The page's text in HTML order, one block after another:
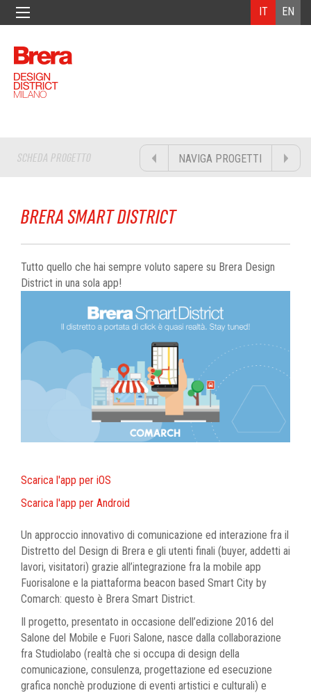
EN
IT
SCHEDA PROGETTO NAVIGA PROGETTI
BRERA SMART DISTRICT
Tutto quello che hai sempre voluto sapere su Brera Design
District in una sola app!
Scarica l'app per iOS
Scarica l'app per Android
Un approccio innovativo di comunicazione ed interazione fra il
Distretto del Design di Brera e gli utenti finali (buyer, addetti ai
lavori, visitatori) grazie all’integrazione fra la mobile app
Fuorisalone e la piattaforma beacon based Smart City by
Comarch: questo è Brera Smart District.
Il progetto, presentato in occasione dell’edizione 2016 del
Salone del Mobile e Fuori Salone, nasce dalla collaborazione
fra Studiolabo (realtà che si occupa di design della
comunicazione, consulenza, progettazione ed esecuzione
grafica nonchè produzione di eventi artistici e culturali) e